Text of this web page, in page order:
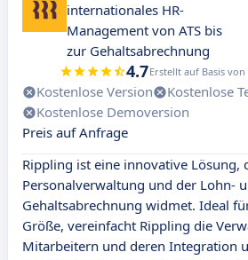
internationales HR-
Management von ATS bis
zur Gehaltsabrechnung
4.7Erstellt auf Basis von
Kostenlose Version
Kostenlose
Kostenlose Demoversion
Preis auf Anfrage
Rippling ist eine innovative Lösung,
Personalverwaltung und der Lohn-
Gehaltsabrechnung widmet. Ideal
Größe, vereinfacht Rippling die
Mitarbeitern und deren Integration